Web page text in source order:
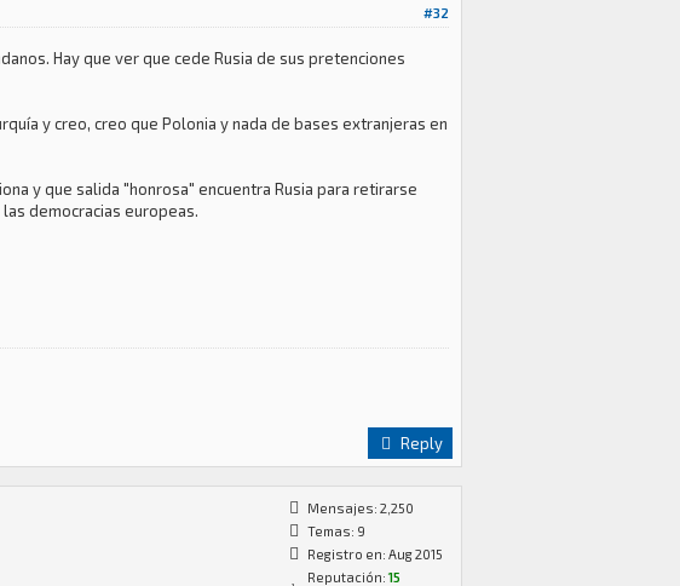
#32
Hay que ver que cede Rusia de sus pretenciones
y creo, creo que Polonia y nada de bases extranjeras en
y que salida "honrosa" encuentra Rusia para retirarse
democracias europeas.
Reply
Mensajes: 2,250
Temas: 9
Registro en: Aug 2015
Reputación: 15